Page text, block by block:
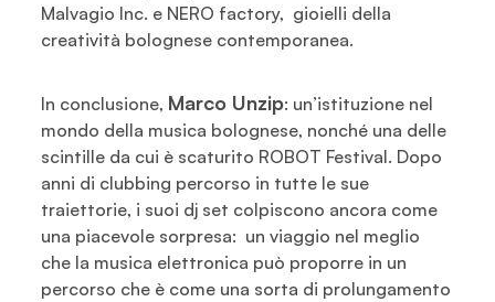
Malvagio Inc. e NERO factory, gioielli della
creatività bolognese contemporanea.
In conclusione, Marco Unzip: un’istituzione nel
mondo della musica bolognese, nonché una delle
scintille da cui è scaturito ROBOT Festival. Dopo
anni di clubbing percorso in tutte le sue
traiettorie, i suoi dj set colpiscono ancora come
una piacevole sorpresa: un viaggio nel meglio
che la musica elettronica può proporre in un
percorso che è come una sorta di prolungamento